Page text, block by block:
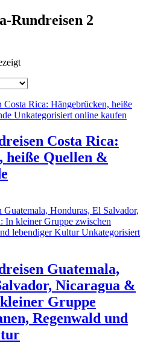
Rundreisen 2
Costa Rica:
heiße Quellen &
Guatemala,
Nicaragua &
Gruppe
Regenwald und